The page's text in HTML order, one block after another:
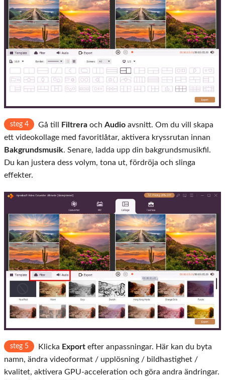
steg 4 Gå till Filtrera och Audio avsnitt. Om du vill skapa
ett videokollage med favoritlåtar, aktivera kryssrutan innan
Bakgrundsmusik. Senare, ladda upp din bakgrundsmusikfil.
Du kan justera dess volym, tona ut, fördröja och slinga
effekter.
steg 5 Klicka Export efter anpassningar. Här kan du byta
namn, ändra videoformat / upplösning / bildhastighet /
kvalitet, aktivera GPU-acceleration och göra andra ändringar.